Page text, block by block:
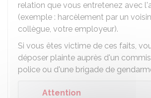
relation que vous entretenez avec
(exemple : harcèlement par un
collègue, votre employeur).
Si vous êtes victime de ces faits,
déposer plainte auprès d'un
police ou d'une brigade de
Attention